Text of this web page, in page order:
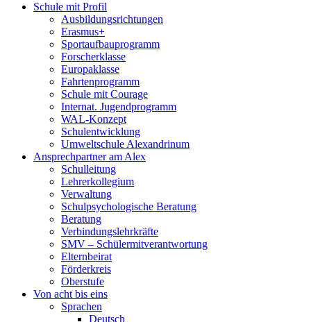
Schule mit Profil
Ausbildungsrichtungen
Erasmus+
Sportaufbauprogramm
Forscherklasse
Europaklasse
Fahrtenprogramm
Schule mit Courage
Internat. Jugendprogramm
WAL-Konzept
Schulentwicklung
Umweltschule Alexandrinum
Ansprechpartner am Alex
Schulleitung
Lehrerkollegium
Verwaltung
Schulpsychologische Beratung
Beratung
Verbindungslehrkräfte
SMV – Schülermitverantwortung
Elternbeirat
Förderkreis
Oberstufe
Von acht bis eins
Sprachen
Deutsch